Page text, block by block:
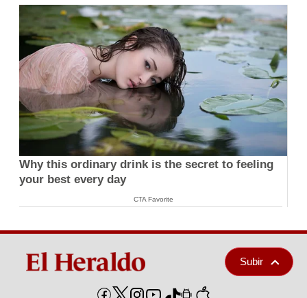
Why this ordinary drink is the secret to feeling
your best every day
CTA Favorite
Subir